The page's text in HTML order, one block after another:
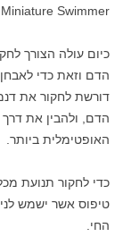
Miniature Swimmer
כיום עולה הצורך
הדם וזאת כדי
דורשת לחקור את
הדם, ולהבין את
האופטימלית ביותר.
כדי לחקור תנועת
טיפוס אשר ישמש
החי.